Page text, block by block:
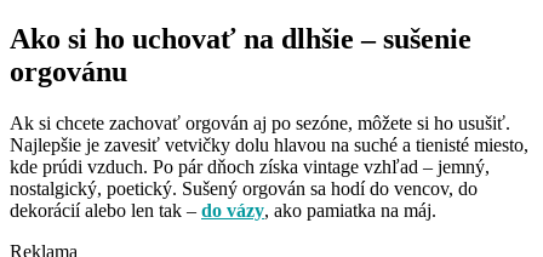
Ako si ho uchovať na dlhšie – sušenie
orgovánu
Ak si chcete zachovať orgován aj po sezóne, môžete si ho usušiť.
Najlepšie je zavesiť vetvičky dolu hlavou na suché a tienisté miesto,
kde prúdi vzduch. Po pár dňoch získa vintage vzhľad – jemný,
nostalgický, poetický. Sušený orgován sa hodí do vencov, do
dekorácií alebo len tak – do vázy, ako pamiatka na máj.
Reklama